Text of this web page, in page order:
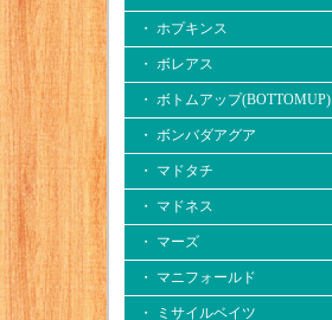
・ ホプキンス
・ ボレアス
・ ボトムアップ(BOTTOMUP)
・ ボンバダアグア
・ マドタチ
・ マドネス
・ マーズ
・ マニフォールド
・ ミサイルベイツ